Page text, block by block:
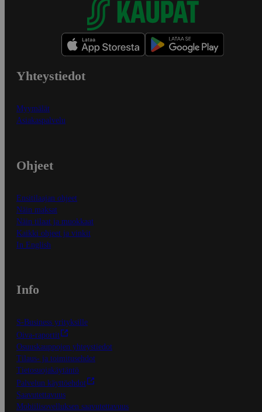
Yhteystiedot
Myymälät
Asiakaspalvelu
Ohjeet
Ensitilaajan ohjeet
Näin maksat
Näin tilaat ja muokkaat
Kaikki ohjeet ja vinkit
In English
Info
S-Business yrityksille
Oiva-raportit
Osuuskauppojen yhteystiedot
Tilaus- ja toimitusehdot
Tietosuojakäytäntö
Palvelun käyttöehdot
Saavutettavuus
Mobiilisovelluksen saavutettavuus